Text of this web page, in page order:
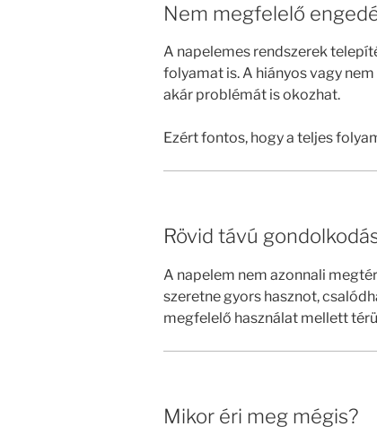
Nem megfelelő
A napelemes rendszerek
folyamat is. A hiányos vagy
akár problémát is okozhat.
Ezért fontos, hogy a teljes
Rövid távú
A napelem nem azonnali
szeretne gyors hasznot,
megfelelő használat mellett
Mikor éri meg mégis?